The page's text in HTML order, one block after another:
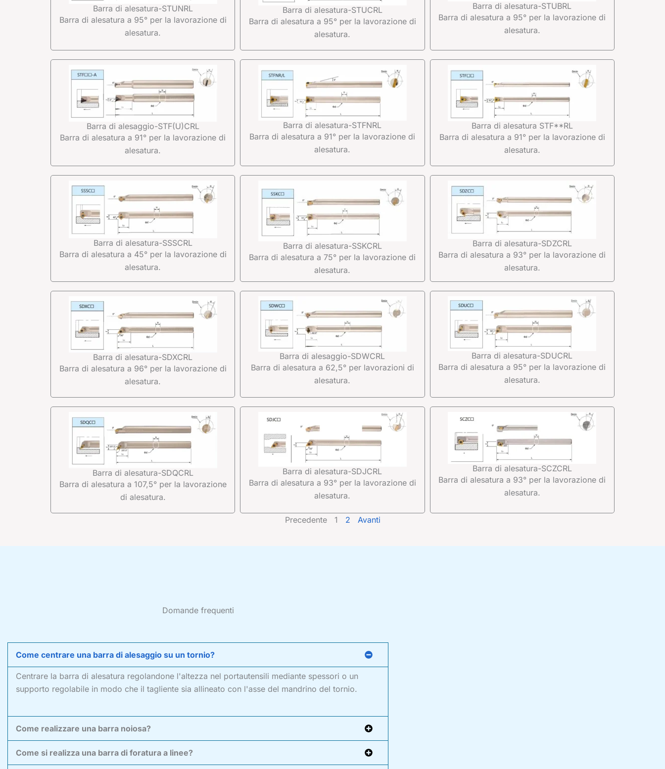
Barra di alesatura-STUNRL
Barra di alesatura a 95° per la lavorazione di
alesatura.
Barra di alesatura-STUCRL
Barra di alesatura a 95° per la lavorazione di
alesatura.
Barra di alesatura-STUBRL
Barra di alesatura a 95° per la lavorazione di
alesatura.
Barra di alesaggio-STF(U)CRL
Barra di alesatura a 91° per la lavorazione di
alesatura.
Barra di alesatura-STFNRL
Barra di alesatura a 91° per la lavorazione di
alesatura.
Barra di alesatura STF**RL
Barra di alesatura a 91° per la lavorazione di
alesatura.
Barra di alesatura-SSSCRL
Barra di alesatura a 45° per la lavorazione di
alesatura.
Barra di alesatura-SSKCRL
Barra di alesatura a 75° per la lavorazione di
alesatura.
Barra di alesatura-SDZCRL
Barra di alesatura a 93° per la lavorazione di
alesatura.
Barra di alesatura-SDXCRL
Barra di alesatura a 96° per la lavorazione di
alesatura.
Barra di alesaggio-SDWCRL
Barra di alesatura a 62,5° per lavorazioni di
alesatura.
Barra di alesatura-SDUCRL
Barra di alesatura a 95° per la lavorazione di
alesatura.
Barra di alesatura-SDQCRL
Barra di alesatura a 107,5° per la lavorazione
di alesatura.
Barra di alesatura-SDJCRL
Barra di alesatura a 93° per la lavorazione di
alesatura.
Barra di alesatura-SCZCRL
Barra di alesatura a 93° per la lavorazione di
alesatura.
Precedente 1 2 Avanti
Domande frequenti
Come centrare una barra di alesaggio su un tornio?
Centrare la barra di alesatura regolandone l'altezza nel portautensili mediante spessori o un
supporto regolabile in modo che il tagliente sia allineato con l'asse del mandrino del tornio.
Come realizzare una barra noiosa?
Come si realizza una barra di foratura a linee?